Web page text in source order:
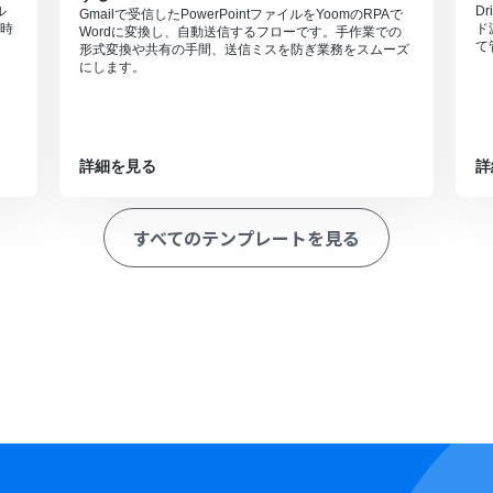
Gmailで受信したPowerPointファイルをYoomのRPAで
Wordに変換し、自動送信するフローです。手作業での
形式変換や共有の手間、送信ミスを防ぎ業務をスムーズ
にします。
詳細を見る
て
すべてのテンプレートを見る